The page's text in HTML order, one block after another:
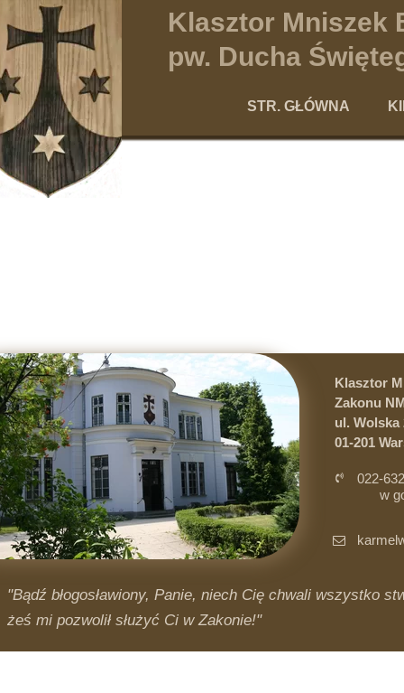
STR. GŁÓWNA
Klasztor Mniszek
pw. Ducha
022-
w
Klasztor
Zakonu
ul. Wolska
01-201
"Bądź błogosławiony, Panie, niech Cię chwali wszystko
żeś mi pozwolił służyć Ci w Zakonie!"